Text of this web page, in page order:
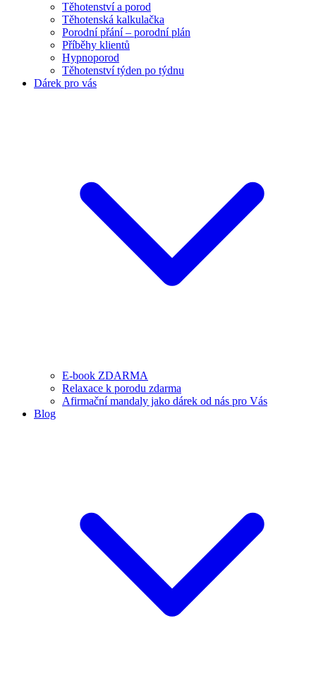
Těhotenství a porod
Těhotenská kalkulačka
Porodní přání – porodní plán
Příběhy klientů
Hypnoporod
Těhotenství týden po týdnu
Dárek pro vás
E-book ZDARMA
Relaxace k porodu zdarma
Afirmační mandaly jako dárek od nás pro Vás
Blog